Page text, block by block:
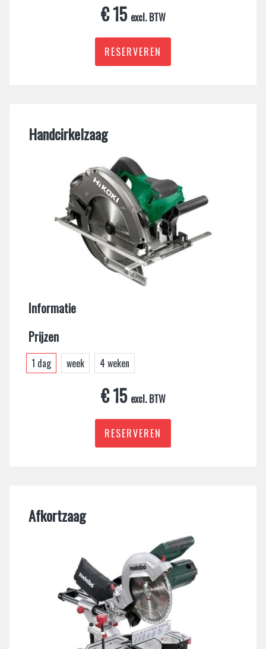
€ 15 excl. BTW
RESERVEREN
Handcirkelzaag
Informatie
Prijzen
1 dag week 4 weken
€ 15 excl. BTW
RESERVEREN
Afkortzaag